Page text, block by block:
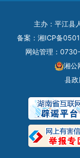
主办：平江县
备案： 湘ICP备
网站管理：
湘公
县